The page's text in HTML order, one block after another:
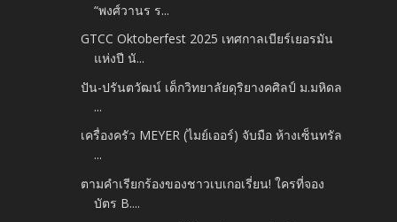
“พงศ์วานร ร...
GTCC Oktoberfest 2025 เทศกาลเบียร์เยอรมัน
แห่งปี นั...
ปัน-ปรันตวัฒน์ เด็กวิทยาลัยดุริยางคศิลป์ ม.มหิดล
...
เครื่องครัว MEYER (ไมย์เออร์) จับมือ ห้างเซ็นทรัล
...
ตามคำเรียกร้องของชาวเบเกอเรี่ยน! ใครที่จอง
บัตร B....